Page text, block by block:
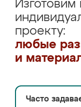
Изготовим
проекту:
любые
и
Часто